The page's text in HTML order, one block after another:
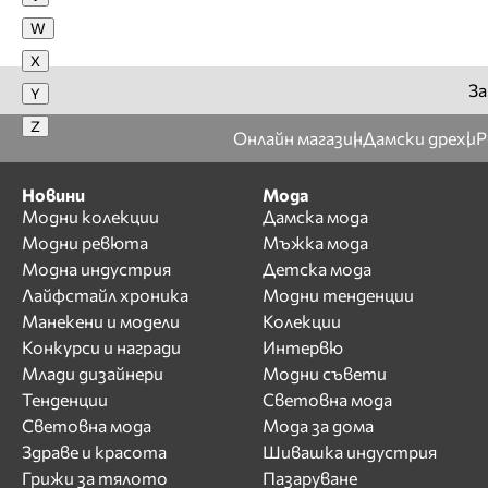
Illumminee
Ivan Donev
Ivanka Hristova
Ixtys
Jana Jekova
Jana Kodjangiulova
Jeni Style
Jovani
K
Karen Millen
KWIAT
L
La Cle
La Foi
W
X
Y
Z
Онлайн магазинДамски дрехи
Новини
Модни колекции
Модни ревюта
Модна индустрия
Лайфстайл хроника
Манекени и модели
Конкурси и награди
Млади дизайнери
Тенденции
Световна мода
Здраве и красота
Грижи за тялото
Мода
Дамска мода
Мъжка мода
Детска мода
Модни тенденции
Колекции
Интервю
Модни съвети
Световна мода
Мода за дома
Шивашка индустрия
Пазаруване